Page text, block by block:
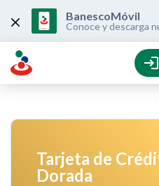
content
BanescoMóvil
Conoce y descarga
Tarjeta de
Dorada